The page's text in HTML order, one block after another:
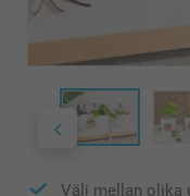
Välj mellan olika